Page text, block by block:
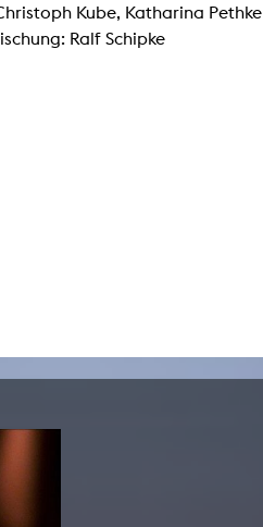
Kube, Katharina Pethke
Ralf Schipke
Karriere